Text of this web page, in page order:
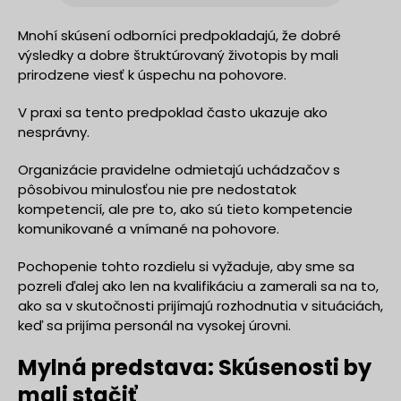
Mnohí skúsení odborníci predpokladajú, že dobré
výsledky a dobre štruktúrovaný životopis by mali
prirodzene viesť k úspechu na pohovore.
V praxi sa tento predpoklad často ukazuje ako
nesprávny.
Organizácie pravidelne odmietajú uchádzačov s
pôsobivou minulosťou nie pre nedostatok
kompetencií, ale pre to, ako sú tieto kompetencie
komunikované a vnímané na pohovore.
Pochopenie tohto rozdielu si vyžaduje, aby sme sa
pozreli ďalej ako len na kvalifikáciu a zamerali sa na to,
ako sa v skutočnosti prijímajú rozhodnutia v situáciách,
keď sa prijíma personál na vysokej úrovni.
Mylná predstava: Skúsenosti by
mali stačiť